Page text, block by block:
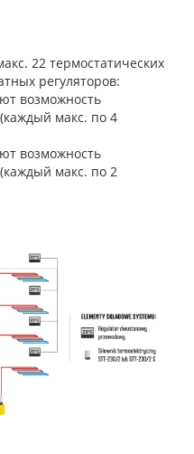
22 термостатических
регуляторов:
возможность
макс. по 4
возможность
макс. по 2